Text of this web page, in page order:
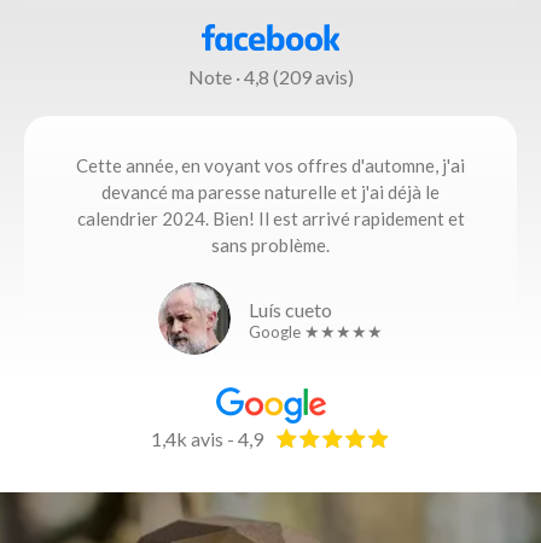
Note · 4,8 (209 avis)
Cette année, en voyant vos offres d'automne, j'ai
devancé ma paresse naturelle et j'ai déjà le
calendrier 2024. Bien! Il est arrivé rapidement et
sans problème.
Luís cueto
Google ★★★★★
1,4k avis - 4,9